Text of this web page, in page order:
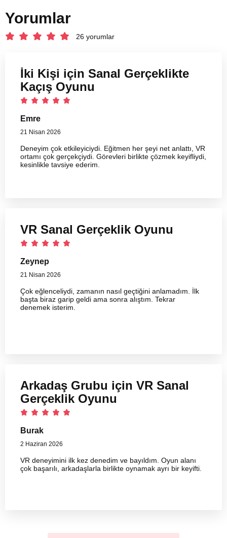
Yorumlar
26 yorumlar
İki Kişi için Sanal Gerçeklikte
Kaçış Oyunu
Emre
21 Nisan 2026
Deneyim çok etkileyiciydi. Eğitmen her şeyi net anlattı, VR
ortamı çok gerçekçiydi. Görevleri birlikte çözmek keyifliydi,
kesinlikle tavsiye ederim.
VR Sanal Gerçeklik Oyunu
Zeynep
21 Nisan 2026
Çok eğlenceliydi, zamanın nasıl geçtiğini anlamadım. İlk
başta biraz garip geldi ama sonra alıştım. Tekrar
denemek isterim.
Arkadaş Grubu için VR Sanal
Gerçeklik Oyunu
Burak
2 Haziran 2026
VR deneyimini ilk kez denedim ve bayıldım. Oyun alanı
çok başarılı, arkadaşlarla birlikte oynamak ayrı bir keyifti.